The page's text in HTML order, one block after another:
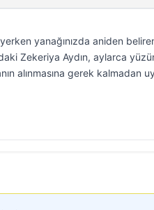
yanağınızda aniden
Zekeriya Aydın, aylarca
alınmasına gerek